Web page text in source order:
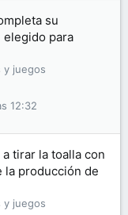
su
elegido para
y juegos
12:32
tirar la toalla con
la producción de
y juegos